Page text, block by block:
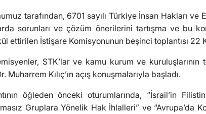
tarafından, 6701 sayılı Türkiye İnsan Hakları
sorunları ve çözüm önerilerini tartışma ve bu
ettirilen İstişare Komisyonunun beşinci toplantısı
STK’lar ve kamu kurum ve
Muharrem Kılıç’ın açış konuşmalarıyla başladı.
öğleden önceki oturumlarında, “İsrail’in
Gruplara Yönelik Hak İhlalleri” ve “Avrupa’da